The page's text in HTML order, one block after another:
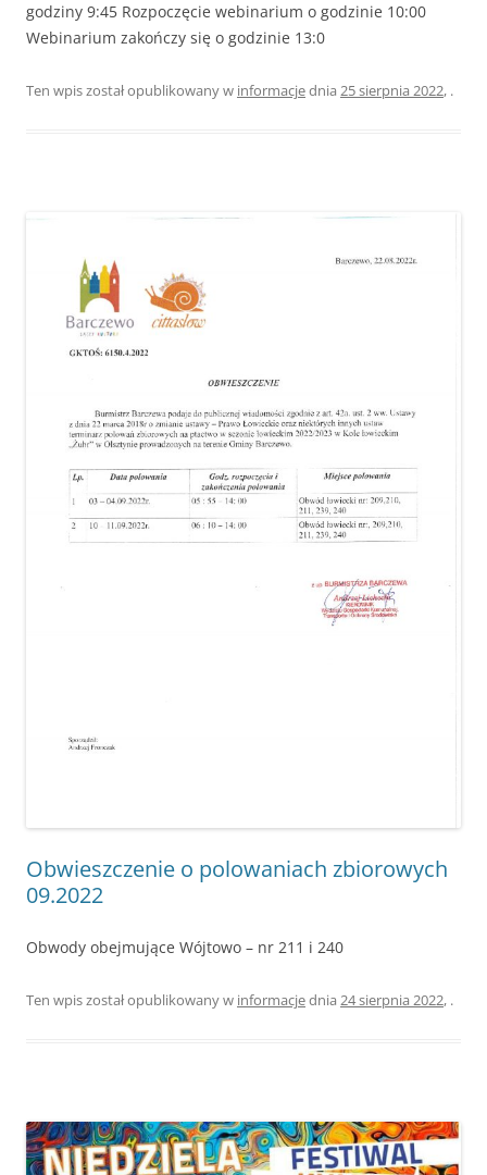
godziny 9:45 Rozpoczęcie webinarium o godzinie 10:00
Webinarium zakończy się o godzinie 13:0
Ten wpis został opublikowany w informacjednia 25 sierpnia 2022, .
Obwieszczenie o polowaniach zbiorowych
09.2022
Obwody obejmujące Wójtowo – nr 211 i 240
Ten wpis został opublikowany w informacjednia 24 sierpnia 2022, .